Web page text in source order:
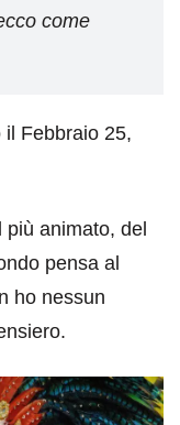
come
Febbraio 25,
più animato, del
pensa al
ho nessun